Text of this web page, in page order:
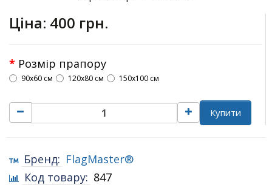
Ціна: 400 грн.
Розмір прапору
90х60 см 120х80 см 150х100 см
Купити
Бренд: FlagMaster®
Код товару: 847